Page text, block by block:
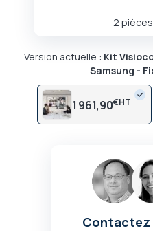
2
Version actuelle : Kit
Samsung -
1 961,90€
Contactez